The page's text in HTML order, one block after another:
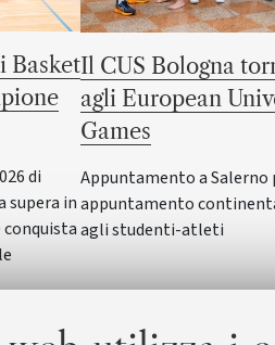
Basket
di
supera in
Il CUS Bologna
agli European
Games
Appuntamento a Salerno
appuntamento
agli studenti-atleti